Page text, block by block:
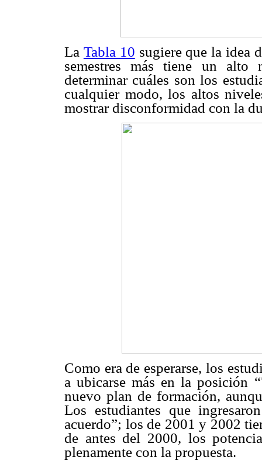
La Tabla 10 sugiere que la idea
semestres más tiene un alto
determinar cuáles son los
cualquier modo, los altos
mostrar disconformidad con la
Como era de esperarse, los
a ubicarse más en la posición
nuevo plan de formación,
Los estudiantes que
acuerdo”; los de 2001 y 2002
de antes del 2000, los
plenamente con la propuesta.